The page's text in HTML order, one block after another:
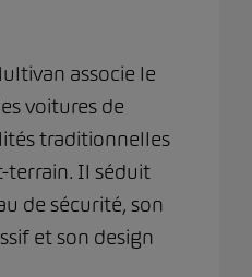
associe le
voitures de
traditionnelles
terrain. Il séduit
de sécurité, son
et son design